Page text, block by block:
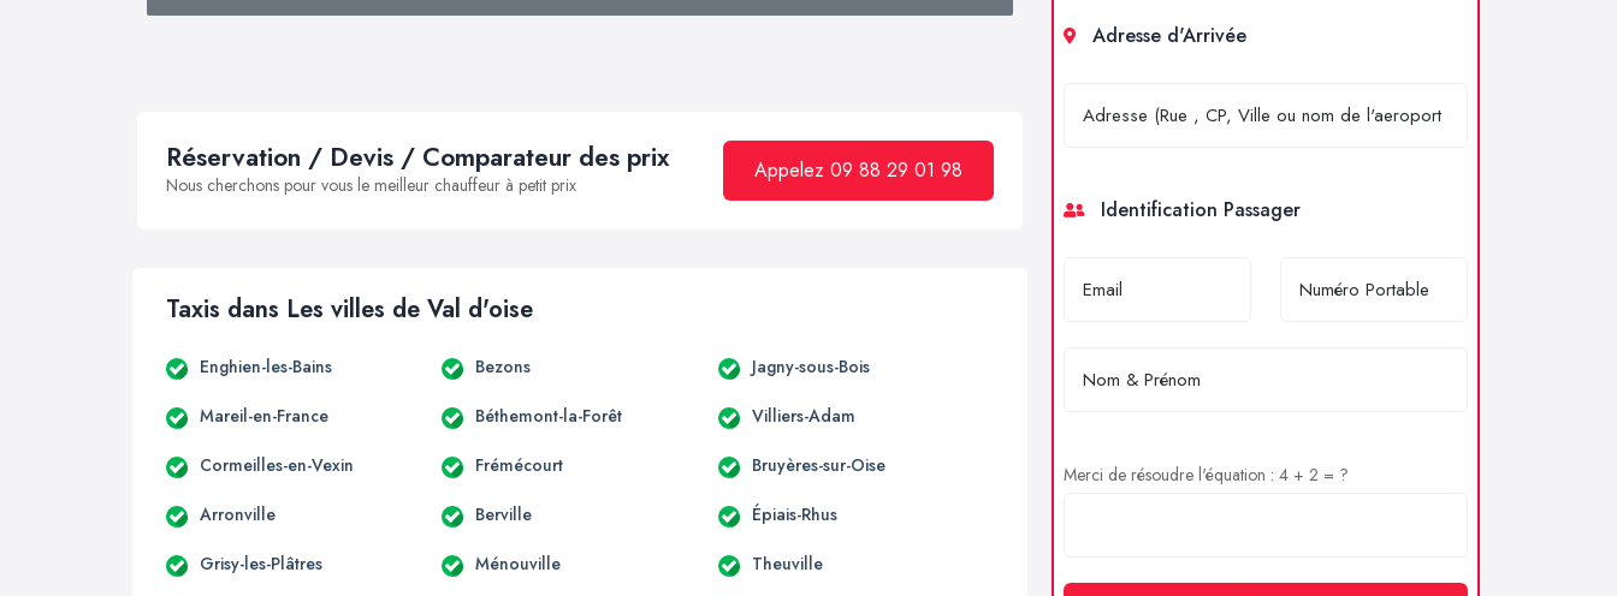
Réservation / Devis / Comparateur des prix
Nous cherchons pour vous le meilleur chauffeur à petit prix
Appelez 09 88 29 01 98
Taxis dans Les villes de Val d'oise
Enghien-les-Bains Bezons Jagny-sous-Bois
Mareil-en-France Béthemont-la-Forêt Villiers-Adam
Cormeilles-en-Vexin Frémécourt Bruyères-sur-Oise
Arronville Berville Épiais-Rhus
Grisy-les-Plâtres Ménouville Theuville
Adresse d'Arrivée
Identification Passager
Merci de résoudre l'équation : 4 + 2 = ?